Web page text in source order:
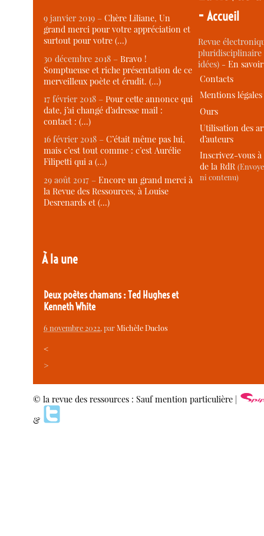
9 janvier 2019 –Chère Liliane, Un
grand merci pour votre appréciation et
surtout pour votre (…)
30 décembre 2018 –Bravo !
Somptueuse et riche présentation de ce
merveilleux poète et érudit. (…)
17 février 2018 –Pour cette annonce qui
date, j’ai changé d’adresse mail :
contact : (…)
16 février 2018 –C’était même pas lui,
mais c’est tout comme : c’est Aurélie
Filipetti qui a (…)
29 août 2017 –Encore un grand merci à
la Revue des Ressources, à Louise
Desrenards et (…)
À la une
Deux poètes chamans : Ted Hughes et
Kenneth White
6 novembre 2022, parMichèle Duclos
<
>
-Accueil
Revue
idées) -En
Contacts
Mentions légales
Ours
Utilisation des
d’auteurs
Inscrivez-vous
de la RdR
ni contenu)
© la revue des ressources : Sauf mention particulière |
&